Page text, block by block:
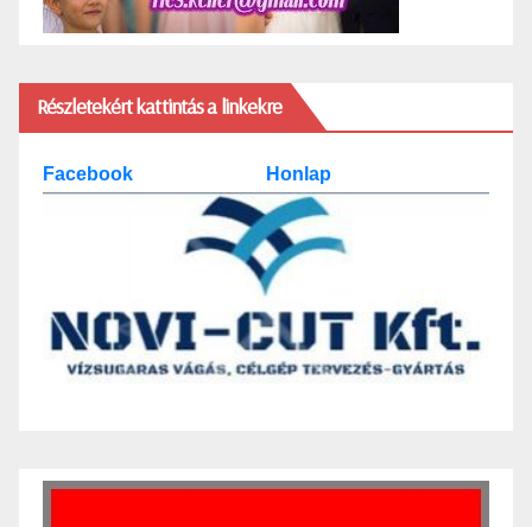
Részletekért kattintás a linkekre
Facebook Honlap